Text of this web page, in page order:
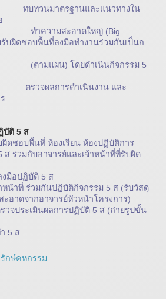
ทวนมาตรฐานและแนวทางใน
อาดใหญ่ (Big
รับผิดชอบพื้นที่ลงมือทำงานร่วมกันเป็นก
ดยดำเนินกิจกรรม 5
วจผลการดำเนินงาน และ
บัติ 5 ส
ดชอบพื้นที่ ห้องเรียน ห้องปฏิบัติการ
ส ร่วมกับอาจารย์และเจ้าหน้าที่ที่รับผิด
มือปฏิบัติ 5 ส
หน้าที่ ร่วมกันปฏิบัติกิจกรรม 5 ส (รับวัสดุ
อาดจากอาจารย์หัวหน้าโครงการ)
วจประเมินผลการปฏิบัติ 5 ส (ถ่ายรูปขั้น
5 ส
กษ์คหกรรม